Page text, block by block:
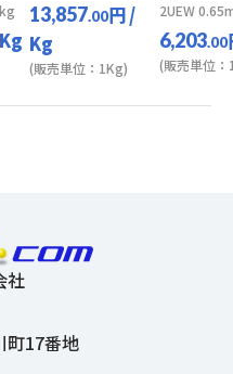
13,857.00円/
Kg
(販売単位：1Kg)
2UEW
6,203.00
(販売単位：
社
町17番地